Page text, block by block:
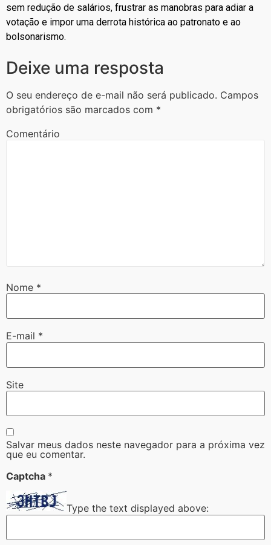
sem redução de salários, frustrar as manobras para adiar a
votação e impor uma derrota histórica ao patronato e ao
bolsonarismo.
Deixe uma resposta
O seu endereço de e-mail não será publicado. Campos
obrigatórios são marcados com *
Comentário
Nome *
E-mail *
Site
Salvar meus dados neste navegador para a próxima vez
que eu comentar.
Captcha *
Type the text displayed above: